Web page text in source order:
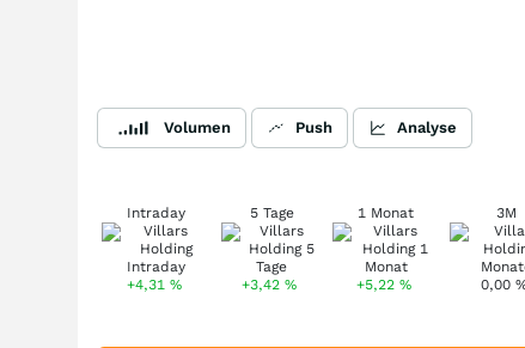
Volumen Push Analyse
Intraday
+4,31 %
5 Tage
+3,42%
1 Monat
+5,22 %
3M
0,00